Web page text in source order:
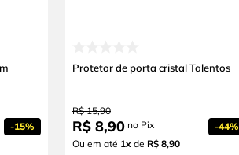
-15%
Protetor de porta cristal Talentos
R$ 15,90
R$ 8,90 no Pix -44%
Ou em até 1x de R$ 8,90